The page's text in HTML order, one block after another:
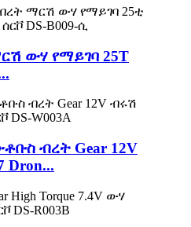
ውሃ የማይገባ 25T
ብረት Gear 12V
Dron...